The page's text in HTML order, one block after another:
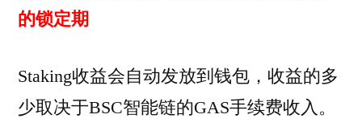
的锁定期
Staking收益会自动发放到钱包，收益的多
少取决于BSC智能链的GAS手续费收入。